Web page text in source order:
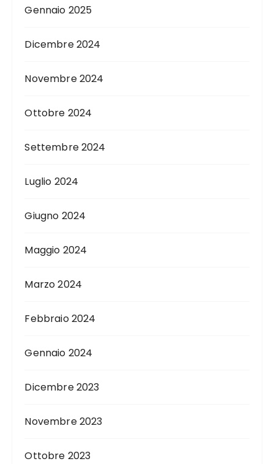
Gennaio 2025
Dicembre 2024
Novembre 2024
Ottobre 2024
Settembre 2024
Luglio 2024
Giugno 2024
Maggio 2024
Marzo 2024
Febbraio 2024
Gennaio 2024
Dicembre 2023
Novembre 2023
Ottobre 2023